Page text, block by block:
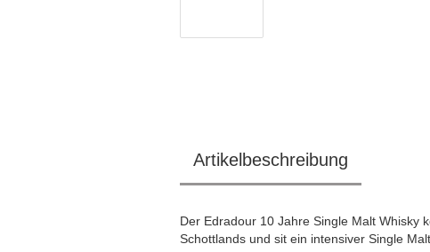
Artikelbeschreibung
Der Edradour 10 Jahre Single Malt Whisky
Schottlands und sit ein intensiver Single